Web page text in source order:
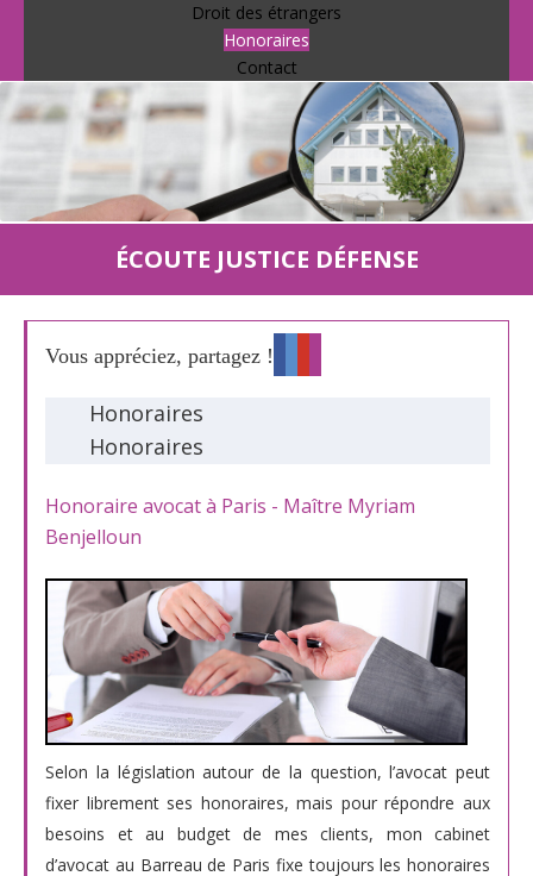
Droit des étrangers
Honoraires
Contact
ÉCOUTE JUSTICE DÉFENSE
Vous appréciez, partagez !
Honoraires
Honoraires
Honoraire avocat à Paris - Maître Myriam
Benjelloun
Selon la législation autour de la question, l’avocat peut
fixer librement ses honoraires, mais pour répondre aux
besoins et au budget de mes clients, mon cabinet
d’avocat au Barreau de Paris fixe toujours les honoraires